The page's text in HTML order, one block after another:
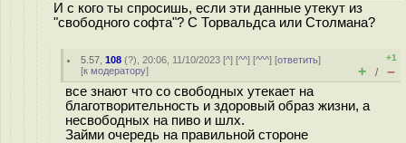
И с кого ты спросишь, если эти данные утекут из
"свободного софта"? С Торвальдса или Столмана?
5.57 ,108 (?), 20:06, 11/10/2023 [^] [^^] [^^^] [ответить]
[к модератору]
+1
+ / –
все знают что со свободных утекает на
благотворительность и здоровый образ жизни, а
несвободных на пиво и шлх.
Займи очередь на правильной стороне